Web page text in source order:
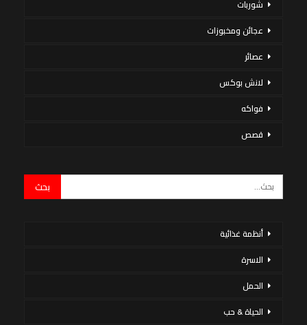
شوربات
عجائن ومخبوزات
عصائر
لانش بوكس
فواكه
قصص
أنظمة غذائية
الاسرة
الحمل
الحياة & حب